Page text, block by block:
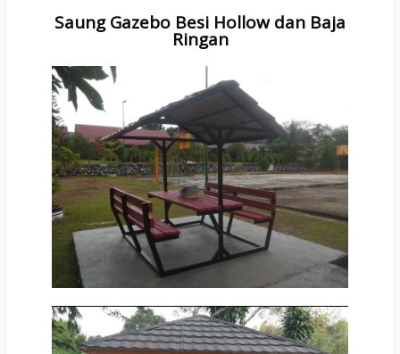
Saung Gazebo Besi Hollow dan Baja
Ringan